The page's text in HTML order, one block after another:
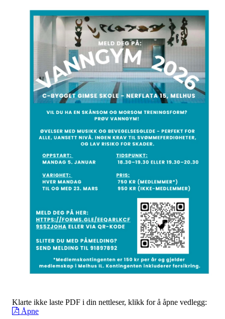
Klarte ikke laste PDF i din nettleser, klikk for å åpne vedlegg:
Åpne